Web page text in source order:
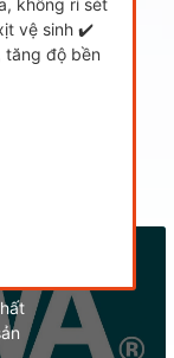
không rỉ sét
vệ sinh ✔️
tăng độ bền